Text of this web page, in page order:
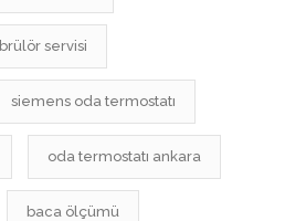
brülör servisi
siemens oda termostatı
oda termostatı ankara
baca ölçümü